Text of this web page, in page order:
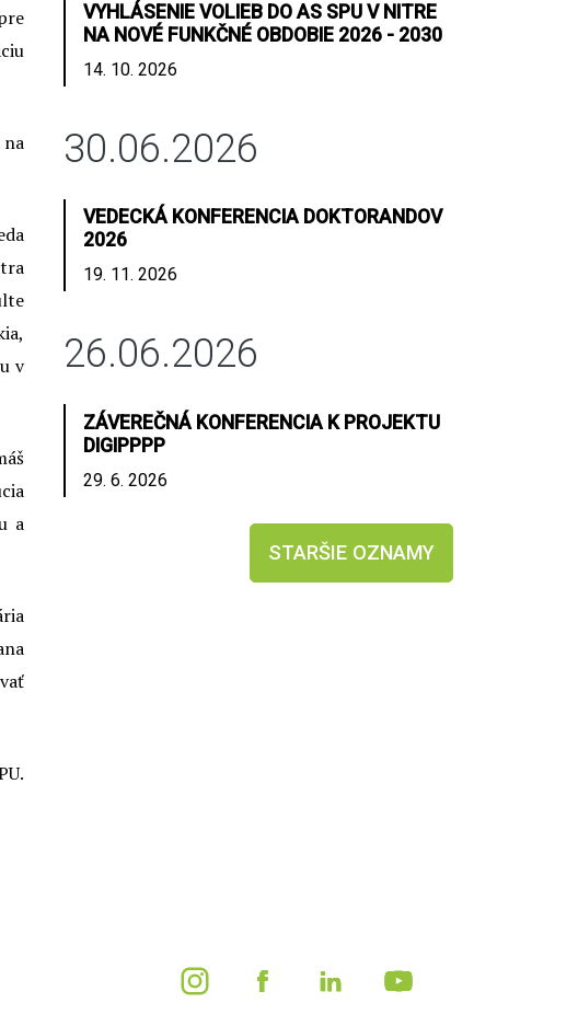
v
a
VYHLÁSENIE VOLIEB DO AS SPU V NITRE
NA NOVÉ FUNKČNÉ OBDOBIE 2026 - 2030
14. 10. 2026
30.06.2026
VEDECKÁ KONFERENCIA DOKTORANDOV
2026
19. 11. 2026
26.06.2026
ZÁVEREČNÁ KONFERENCIA K PROJEKTU
DIGIPPPP
29. 6. 2026
STARŠIE OZNAMY